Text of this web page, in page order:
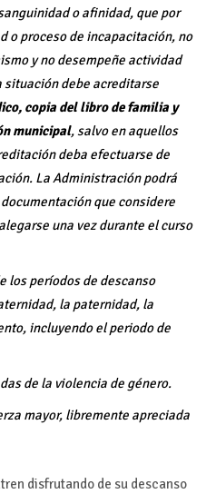
o afinidad, que por
o proceso de incapacitación, no
y no desempeñe actividad
situación debe acreditarse
copia del libro de familia y
municipal, salvo en aquellos
deba efectuarse de
La Administración podrá
que considere
una vez durante el curso
los períodos de descanso
la paternidad, la
incluyendo el periodo de
de la violencia de género.
mayor, libremente apreciada
disfrutando de su descanso